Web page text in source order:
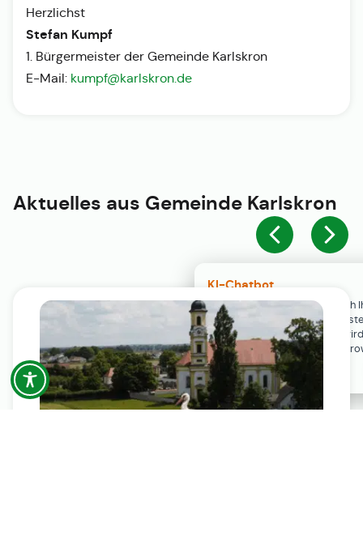
KI-Chatbot
Der KI-Chatbot steht erst nach
Einwilligung in den Cookie-
Verfügung. Der Chat-Verlauf
ausschließlich lokal in Ihrem
gespeichert.
Herzlichst
Stefan Kumpf
1. Bürgermeister der Gemeinde Karlskron
E-Mail: kumpf@karlskron.de
Aktuelles aus Gemeinde Karlskron